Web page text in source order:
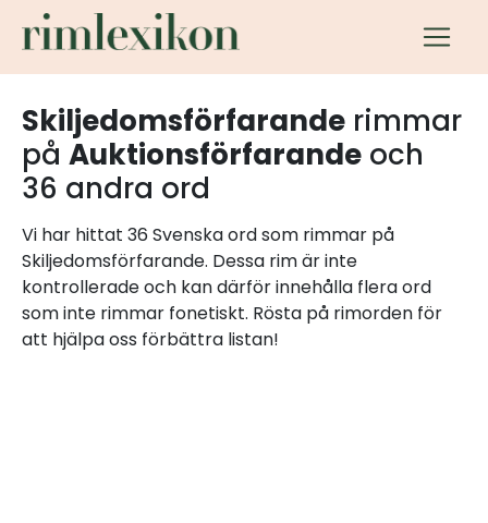
Skiljedomsförfarande rimmar
på Auktionsförfarande och
36 andra ord
Vi har hittat 36 Svenska ord som rimmar på
Skiljedomsförfarande. Dessa rim är inte
kontrollerade och kan därför innehålla flera ord
som inte rimmar fonetiskt. Rösta på rimorden för
att hjälpa oss förbättra listan!